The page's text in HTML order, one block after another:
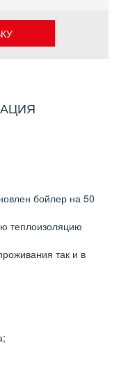
бойлер на 50
теплоизоляцию
так и в